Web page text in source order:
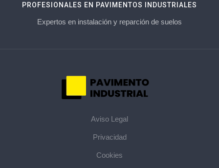
PROFESIONALES EN PAVIMENTOS INDUSTRIALES
Expertos en instalación y reparción de suelos
Aviso Legal
Privacidad
Cookies